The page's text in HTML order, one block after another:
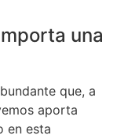
una
que, a
aporta
en esta